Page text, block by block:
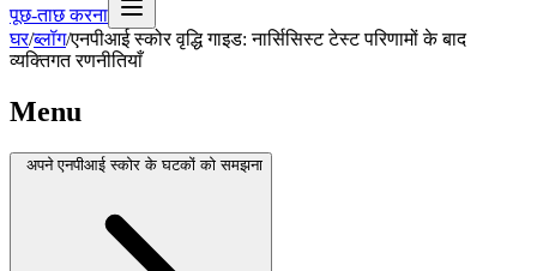
पूछ-ताछ करना
घर/ब्लॉग/एनपीआई स्कोर वृद्धि गाइड: नार्सिसिस्ट टेस्ट परिणामों के बाद
व्यक्तिगत रणनीतियाँ
Menu
अपने एनपीआई स्कोर के घटकों को समझना